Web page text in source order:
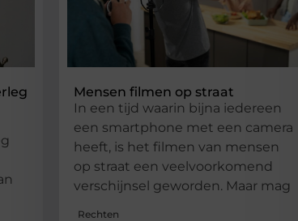
Mensen filmen op straat
In een tijd waarin bijna iedereen
een smartphone met een camera
heeft, is het filmen van mensen
op straat een veelvoorkomend
verschijnsel geworden. Maar mag
Rechten